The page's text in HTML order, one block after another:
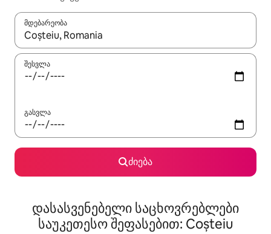
მდებარეობა
როცა შედეგები ხელმისაწვდომი გახდება, ნავიგაციისთვის
შესვლა
გასვლა
ძიება
დასასვენებელი საცხოვრებლები
საუკეთესო შეფასებით: Coșteiu